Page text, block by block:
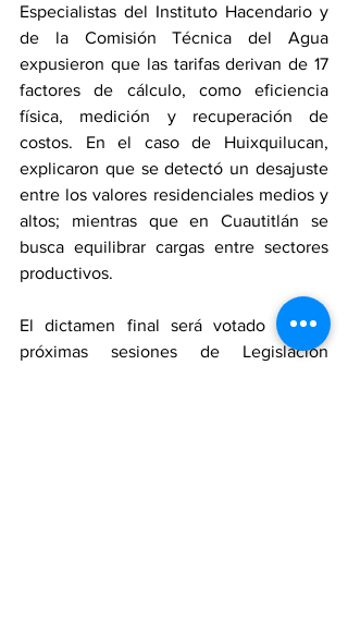
Especialistas del Instituto Hacendario y
de la Comisión Técnica del Agua
expusieron que las tarifas derivan de 17
factores de cálculo, como eficiencia
física, medición y recuperación de
costos. En el caso de Huixquilucan,
explicaron que se detectó un desajuste
entre los valores residenciales medios y
altos; mientras que en Cuautitlán se
busca equilibrar cargas entre sectores
productivos.
El dictamen final será votado en las
próximas sesiones de Legislación